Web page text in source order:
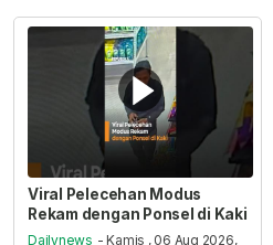
Viral Pelecehan Modus
Rekam dengan Ponsel di Kaki
Dailynews - Kamis , 06 Aug 2026,